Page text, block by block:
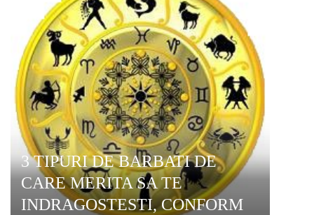
3 TIPURI DE BARBATI DE
CARE MERITA SA TE
INDRAGOSTESTI, CONFORM